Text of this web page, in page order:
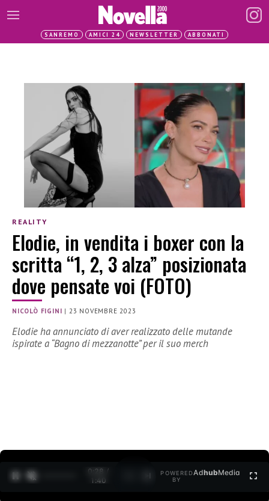
SANREMO AMICI 24 NEWSLETTER ABBONATI
REALITY
Elodie, in vendita i boxer con la
scritta “1, 2, 3 alza” posizionata
dove pensate voi (FOTO)
NICOLÒ FIGINI | 23 NOVEMBRE 2023
Elodie ha annunciato di aver realizzato delle mutande
ispirate a “Bagno di mezzanotte” per il suo merch
0:30 /
1:40
POWERED
BY
AdhubMedia